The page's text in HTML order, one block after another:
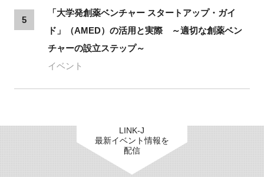
5
「大学発創薬ベンチャー スタートアップ・ガイ
ド」（AMED）の活用と実際 ～適切な創薬ベン
チャーの設立ステップ～
イベント
LINK-J
最新イベント情報を
配信